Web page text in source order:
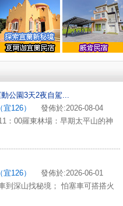
公園3天2夜自駕...
126）
發佈於:2026-08-04
：00羅東林場：早期太平山的神
126）
發佈於:2026-06-01
到深山找秘境； 怕塞車可搭搭火